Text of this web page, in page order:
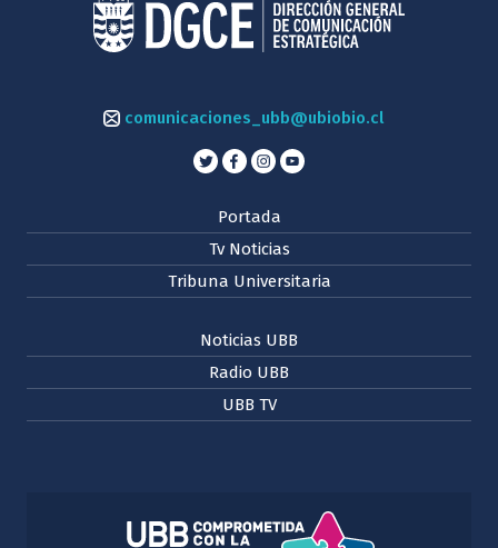
comunicaciones_ubb@ubiobio.cl
Portada
Tv Noticias
Tribuna Universitaria
Noticias UBB
Radio UBB
UBB TV